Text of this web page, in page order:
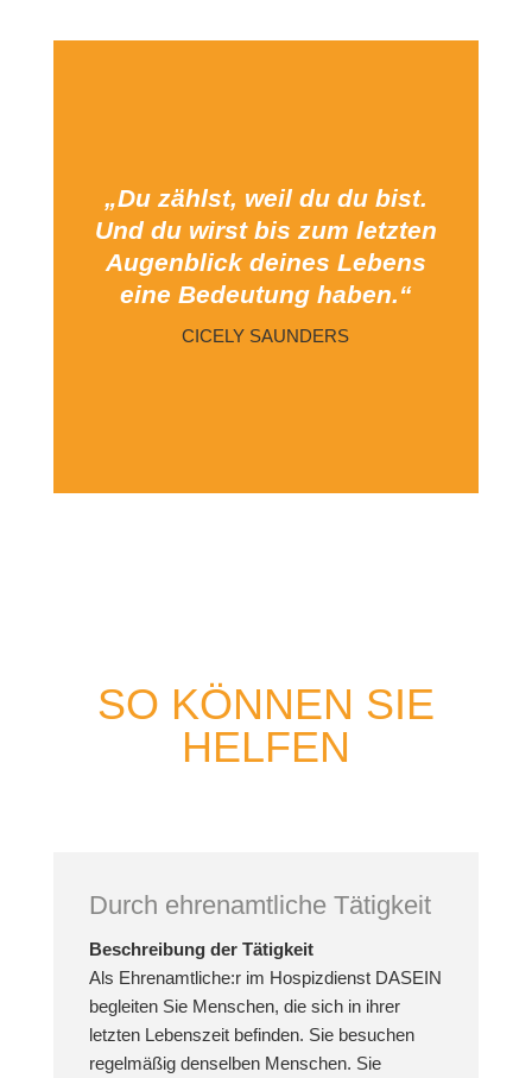
„Du zählst, weil du du bist.
Und du wirst bis zum letzten
Augenblick deines Lebens
eine Bedeutung haben.“
CICELY SAUNDERS
SO KÖNNEN SIE
HELFEN
Durch ehrenamtliche Tätigkeit
Beschreibung der Tätigkeit
Als Ehrenamtliche:r im Hospizdienst DASEIN
begleiten Sie Menschen, die sich in ihrer
letzten Lebenszeit befinden. Sie besuchen
regelmäßig denselben Menschen. Sie